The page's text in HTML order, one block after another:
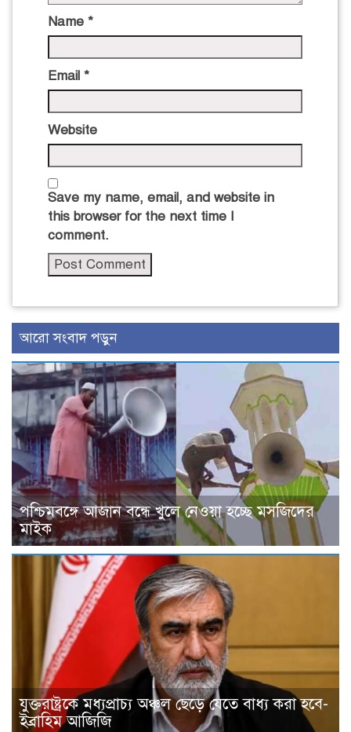
Name *
Email *
Website
Save my name, email, and website in
this browser for the next time I
comment.
আরো সংবাদ পড়ুন
পশ্চিমবঙ্গে আজান বন্ধে খুলে নেওয়া হচ্ছে মসজিদের
মাইক
যুক্তরাষ্ট্রকে মধ্যপ্রাচ্য অঞ্চল ছেড়ে যেতে বাধ্য করা হবে-
ইব্রাহিম আজিজি